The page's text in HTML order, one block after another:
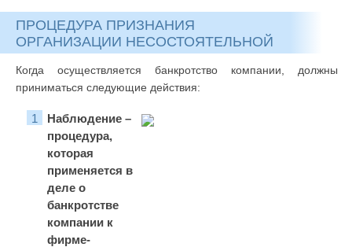
ПРОЦЕДУРА ПРИЗНАНИЯ
ОРГАНИЗАЦИИ НЕСОСТОЯТЕЛЬНОЙ
Когда осуществляется банкротство компании, должны
приниматься следующие действия:
Наблюдение –
процедура,
которая
применяется в
деле о
банкротстве
компании к
фирме-